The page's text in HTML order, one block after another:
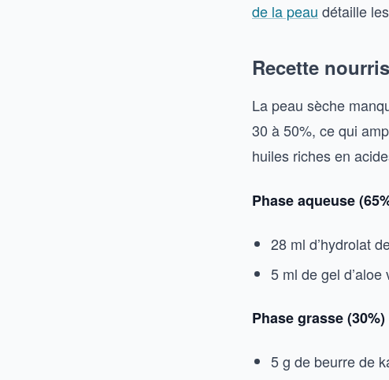
de la peau détaille
Recette
La peau sèche
30 à 50%, ce qui
huiles riches en
Phase aqueuse
28 ml d’hydrolat
5 ml de gel
Phase grasse (30%)
5 g de beurre de